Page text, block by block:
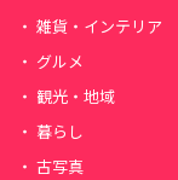
雑貨・インテリア
グルメ
観光・地域
暮らし
古写真